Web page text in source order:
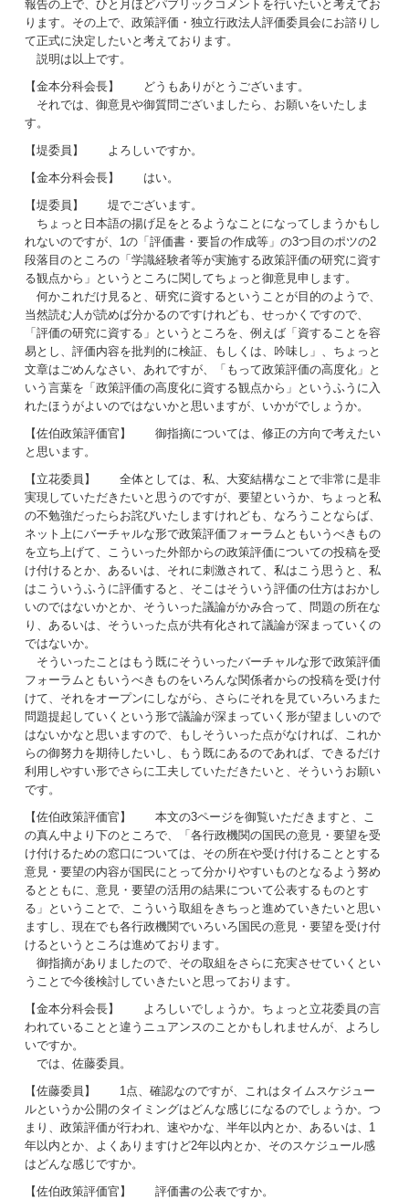
報告の上で、ひと月ほどパブリックコメントを行いたいと考えてお
ります。その上で、政策評価・独立行政法人評価委員会にお諮りし
て正式に決定したいと考えております。
説明は以上です。
【金本分科会長】 どうもありがとうございます。
それでは、御意見や御質問ございましたら、お願いをいたしま
す。
【堤委員】 よろしいですか。
【金本分科会長】 はい。
【堤委員】 堤でございます。
ちょっと日本語の揚げ足をとるようなことになってしまうかもし
れないのですが、1の「評価書・要旨の作成等」の3つ目のポツの2
段落目のところの「学識経験者等が実施する政策評価の研究に資す
る観点から」というところに関してちょっと御意見申します。
何かこれだけ見ると、研究に資するということが目的のようで、
当然読む人が読めば分かるのですけれども、せっかくですので、
「評価の研究に資する」というところを、例えば「資することを容
易とし、評価内容を批判的に検証、もしくは、吟味し」、ちょっと
文章はごめんなさい、あれですが、「もって政策評価の高度化」と
いう言葉を「政策評価の高度化に資する観点から」というふうに入
れたほうがよいのではないかと思いますが、いかがでしょうか。
【佐伯政策評価官】 御指摘については、修正の方向で考えたい
と思います。
【立花委員】 全体としては、私、大変結構なことで非常に是非
実現していただきたいと思うのですが、要望というか、ちょっと私
の不勉強だったらお詫びいたしますけれども、なろうことならば、
ネット上にバーチャルな形で政策評価フォーラムともいうべきもの
を立ち上げて、こういった外部からの政策評価についての投稿を受
け付けるとか、あるいは、それに刺激されて、私はこう思うと、私
はこういうふうに評価すると、そこはそういう評価の仕方はおかし
いのではないかとか、そういった議論がかみ合って、問題の所在な
り、あるいは、そういった点が共有化されて議論が深まっていくの
ではないか。
そういったことはもう既にそういったバーチャルな形で政策評価
フォーラムともいうべきものをいろんな関係者からの投稿を受け付
けて、それをオープンにしながら、さらにそれを見ていろいろまた
問題提起していくという形で議論が深まっていく形が望ましいので
はないかなと思いますので、もしそういった点がなければ、これか
らの御努力を期待したいし、もう既にあるのであれば、できるだけ
利用しやすい形でさらに工夫していただきたいと、そういうお願い
です。
【佐伯政策評価官】 本文の3ページを御覧いただきますと、こ
の真ん中より下のところで、「各行政機関の国民の意見・要望を受
け付けるための窓口については、その所在や受け付けることとする
意見・要望の内容が国民にとって分かりやすいものとなるよう努め
るとともに、意見・要望の活用の結果について公表するものとす
る」ということで、こういう取組をきちっと進めていきたいと思い
ますし、現在でも各行政機関でいろいろ国民の意見・要望を受け付
けるというところは進めております。
御指摘がありましたので、その取組をさらに充実させていくとい
うことで今後検討していきたいと思っております。
【金本分科会長】 よろしいでしょうか。ちょっと立花委員の言
われていることと違うニュアンスのことかもしれませんが、よろし
いですか。
では、佐藤委員。
【佐藤委員】 1点、確認なのですが、これはタイムスケジュー
ルというか公開のタイミングはどんな感じになるのでしょうか。つ
まり、政策評価が行われ、速やかな、半年以内とか、あるいは、1
年以内とか、よくありますけど2年以内とか、そのスケジュール感
はどんな感じですか。
【佐伯政策評価官】 評価書の公表ですか。